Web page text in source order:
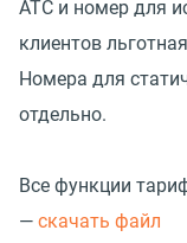
АТС и номер для
клиентов
Номера для
отдельно.
Все функции
— скачать файл